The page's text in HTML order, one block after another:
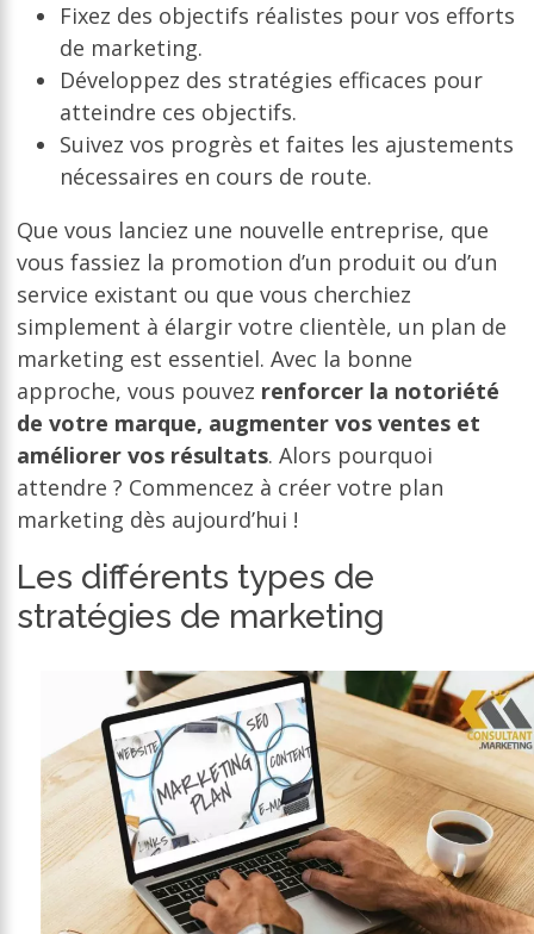
Fixez des objectifs réalistes pour vos efforts
de marketing.
Développez des stratégies efficaces pour
atteindre ces objectifs.
Suivez vos progrès et faites les ajustements
nécessaires en cours de route.
Que vous lanciez une nouvelle entreprise, que
vous fassiez la promotion d’un produit ou d’un
service existant ou que vous cherchiez
simplement à élargir votre clientèle, un plan de
marketing est essentiel. Avec la bonne
approche, vous pouvez renforcer la notoriété
de votre marque, augmenter vos ventes et
améliorer vos résultats. Alors pourquoi
attendre ? Commencez à créer votre plan
marketing dès aujourd’hui !
Les différents types de
stratégies de marketing